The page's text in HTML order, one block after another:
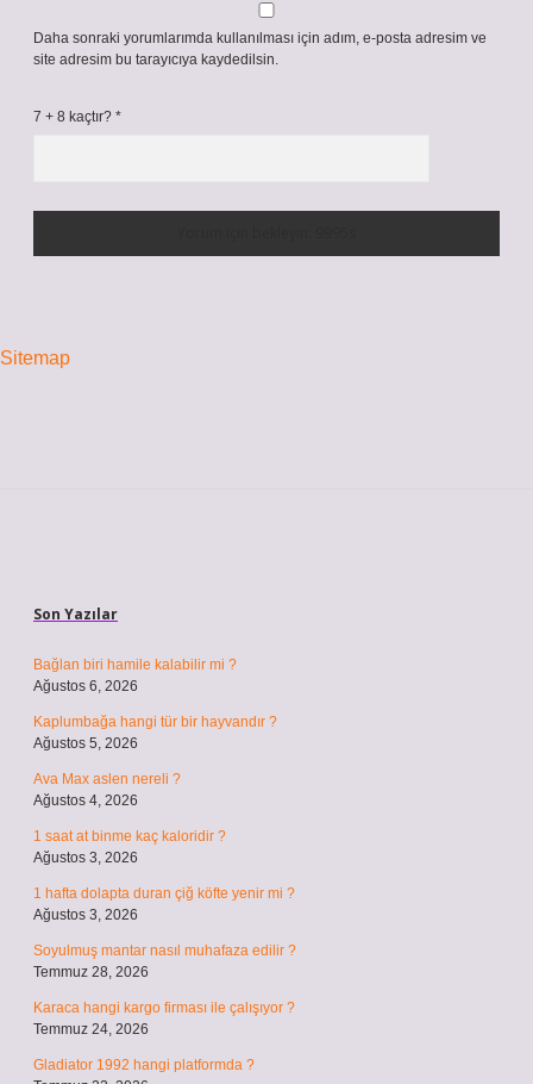
Daha sonraki yorumlarımda kullanılması için adım, e-posta adresim ve
site adresim bu tarayıcıya kaydedilsin.
7 + 8 kaçtır? *
Sitemap
Son Yazılar
Bağlan biri hamile kalabilir mi ?
Ağustos 6, 2026
Kaplumbağa hangi tür bir hayvandır ?
Ağustos 5, 2026
Ava Max aslen nereli ?
Ağustos 4, 2026
1 saat at binme kaç kaloridir ?
Ağustos 3, 2026
1 hafta dolapta duran çiğ köfte yenir mi ?
Ağustos 3, 2026
Soyulmuş mantar nasıl muhafaza edilir ?
Temmuz 28, 2026
Karaca hangi kargo firması ile çalışıyor ?
Temmuz 24, 2026
Gladiator 1992 hangi platformda ?